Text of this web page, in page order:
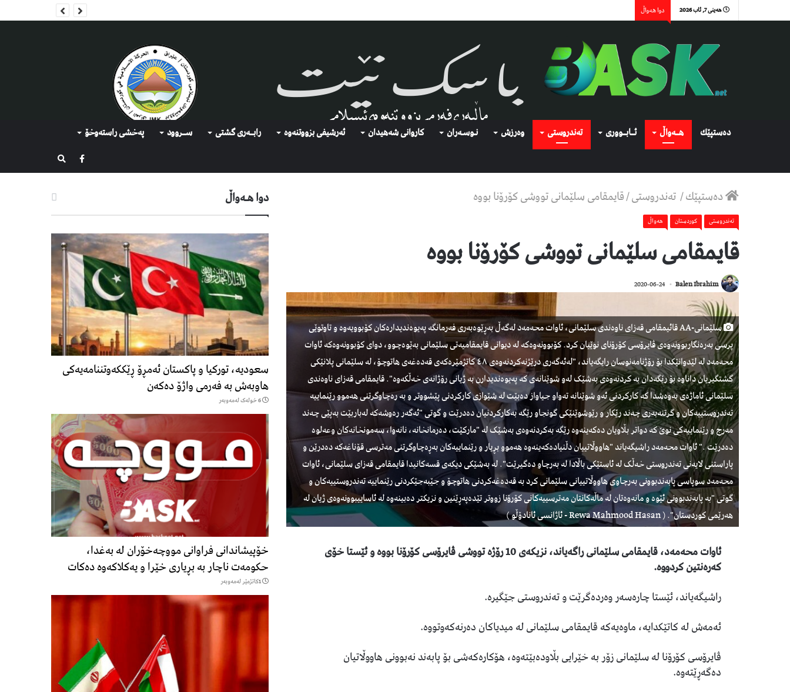
هەینی 7, ئاب 2026 دوا هەواڵ
دەستپێك هــەواڵ ئــابــووری تەندروستی وەرزش نـوسـەران كاروانی شەهیدان ئەرشیفى بزووتنەوە رابــه‌ری گشتی ســروود په‌خشی راسته‌وخۆ
گەڕان
دەستپێك/ تەندروستی/قایمقامی سلێمانی تووشی کۆرۆنا بووە
تەندروستی كوردستان هەواڵ
قایمقامی سلێمانی تووشی کۆرۆنا بووە
Balen Ibrahim
2020-06-24
سلێمانی-AA قائیمقامی قەزای ناوەندی سلێمانی، ئاوات محەمەد لەگەڵ بەڕێوەبەری فەرمانگە پەیوەندیدارەکان کۆبوویەوە و تاوتوێی
پرسی بەرەنگاربوونەوەی ڤایرۆسی کۆرۆنای نوێیان کرد. کۆبوونەوەکە لە دیوانی قایمقامیەتی سلێمانی بەێوەچوو، دوای کۆبوونەوەکە ئاوات
محەمەد لە لێدوانێکدا بۆ رۆژنامەنوسان رایگەیاند، "لەئەگەری درێژنەکردنەوەی ٤٨ کاتژمێرەکەی قەدەغەی ھاتوچۆ، لە سلێمانی پلانێکی
گشتگیریان داناوە بۆ رێگەدان بە کردنەوەی بەشێک لەو شوێنانەی کە پەیوەندیدارن بە ژیانی رۆژانەی خەڵکەوە". قایمقامی قەزای ناوەندی
سلێمانی ئاماژەی بەوەشدا کە کارکردنی ئەو شوێنانە تەواو جیاواز دەبێت لە شێوازی کارکردنی پێشووتر و بە رەچاوگرتنی ھەموو رێنماییە
تەندروستییەکان و گرتنەبەری چەند رێکار و رێوشوێنێکی گونجاو رێگە بەکارکردنیان دەدرێت و گوتی "ئەگەر رەوشەکە لەباربێت بەپێی چەند
مەرج و رێنماییەکی نوێ کە دواتر بڵاویان دەکەینەوە رێگە بەکردنەوەی بەشێک لە "مارکێت، دەرمانخانە، نانەوا، سەمونخانەکان وعەلوە
دەدرێت ." ئاوات محەمەد راشیگەیاند "ھاووڵاتییان دڵنیادەکەینەوە ھەموو بڕیار و رێنماییەکان بەڕەچاوگرتنی مەترسی قۆناغەکە دەدرێن و
پاراستنی لایەنی تەندروستی خەڵک لە ئاستێکی باڵادا لە بەرچاو دەگیرێت". لە بەشێکی دیکەی قسەکانیدا قایمقامی قەزای سلێمانی، ئاوات
محەمەد سوپاسی پابەندبوونی بەرچاوی ھاووڵاتییانی سلێمانی کرد بە قەدەغەکردنی ھاتوچۆ و جێبەجێکردنی رێنماییە تەندروستییەکان و
گوتی "بە پابەندبوونی ئێوە و مانەوەتان لە ماڵەکانتان مەترسییەکانی کۆرۆنا زووتر تێدەپەڕێنین و نزیکتر دەبینەوە لە ئاساییبوونەوەی ژیان لە
ھەرێمی کوردستان". ( Rewa Mahmood Hasan - ئاژانسی ئانادۆڵو )
ئاوات محەمەد، قایمقامی سلێمانی راگەیاند، نزیکەی 10 رۆژە تووشی ڤایرۆسی کۆرۆنا بووە و ئێستا خۆی
کەرەنتین کردووە.
راشیگەیاند، ئێستا چارەسەر وەردەگرێت و تەندروستی جێگیرە.
ئەمەش لە کاتێکدایە، ماوەیەکە قایمقامی سلێمانی لە میدیاکان دەرنەکەوتووە.
ڤایرۆسی کۆرۆنا لە سلێمانی زۆر بە خێرایی بڵاودەبێتەوە، هۆکارەکەشی بۆ پابەند نەبوونی هاووڵاتیان
دەگەڕێتەوە.
دوا هـه‌واڵ
سعودیە، تورکیا و پاکستان ئەمڕۆ ڕێککەوتننامەیەکی
هاوبەش بە فەرمی واژۆ دەکەن
6 خولەک لەمەوبەر
خۆپیشاندانی فراوانی مووچەخۆران لە بەغدا،
حکومەت ناچار بە بڕیاری خێرا و یەکلاکەوە دەکات
1كاتژمێر لەمەوبەر